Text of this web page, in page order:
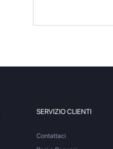
SERVIZIO CLIENTI
Contattaci